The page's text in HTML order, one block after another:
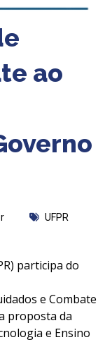
ao
UFPR
participa do
e Combate
proposta da
e Ensino